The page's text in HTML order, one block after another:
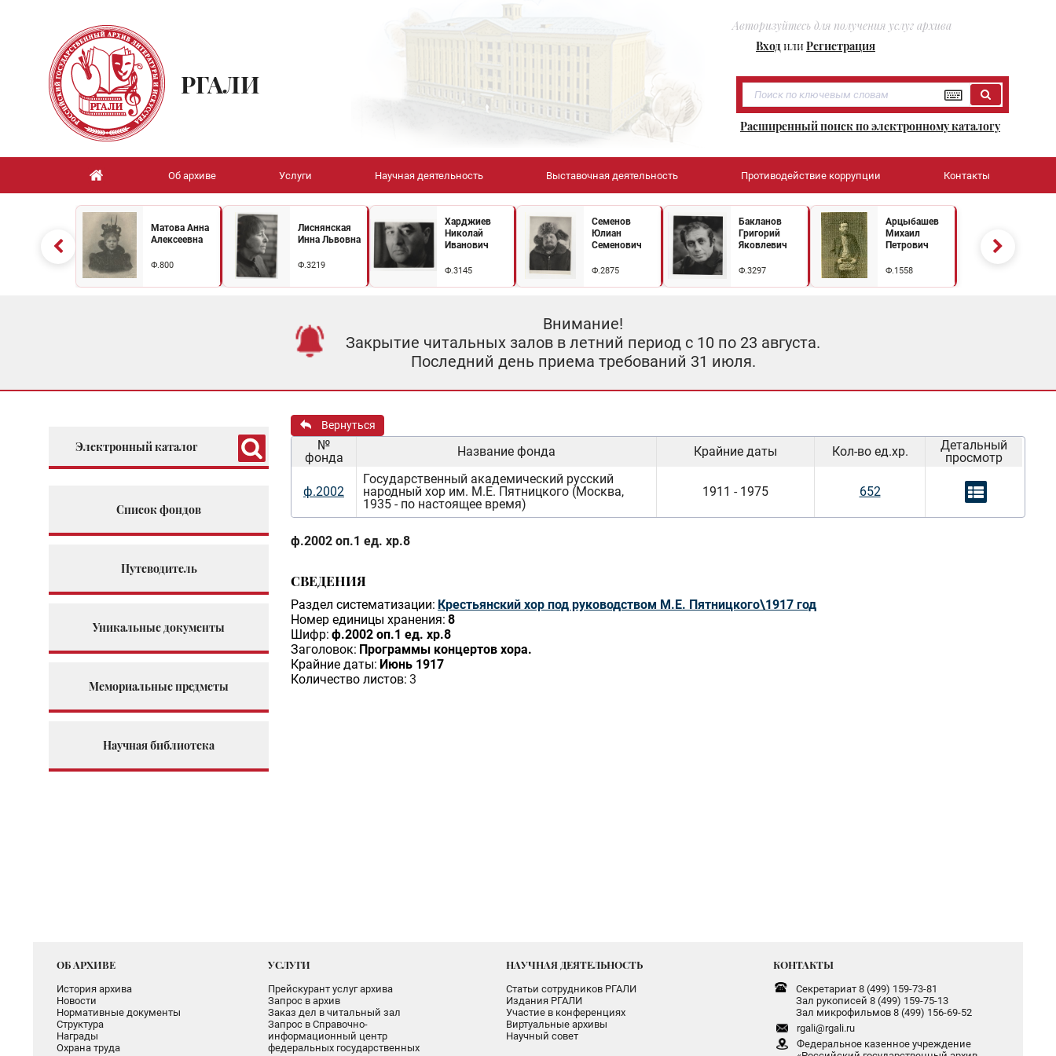
Авторизуйтесь для получения услуг архива
ВходилиРегистрация
РГАЛИ
Расширенный поиск по электронному каталогу
Об архиве Услуги Научная деятельность Выставочная деятельность Противодействие коррупции Контакты
Матова Анна
Алексеевна
Ф.800
Лиснянская
Инна Львовна
Ф.3219
Харджиев
Николай
Иванович
Ф.3145
Семенов
Юлиан
Семенович
Ф.2875
Бакланов
Григорий
Яковлевич
Ф.3297
Арцыбашев
Михаил
Петрович
Ф.1558
Внимание!
Закрытие читальных залов в летний период с 10 по 23 августа.
Последний день приема требований 31 июля.
Электронный каталог
Список фондов
Путеводитель
Уникальные документы
Мемориальные предметы
Научная библиотека
Вернуться
№
фонда
Название фонда Крайние даты Кол-во ед.хр.
Детальный
просмотр
ф.2002
Государственный академический русский
народный хор им. М.Е. Пятницкого (Москва,
1935 - по настоящее время)
1911 - 1975 652
ф.2002 оп.1 ед. хр.8
СВЕДЕНИЯ
Раздел систематизации: Крестьянский хор под руководством М.Е. Пятницкого\1917 год
Номер единицы хранения: 8
Шифр: ф.2002 оп.1 ед. хр.8
Заголовок: Программы концертов хора.
Крайние даты: Июнь 1917
Количество листов: 3
ОБ АРХИВЕ
История архива
Новости
Нормативные документы
Структура
Награды
Охрана труда
УСЛУГИ
Прейскурант услуг архива
Запрос в архив
Заказ дел в читальный зал
Запрос в Справочно-
информационный центр
федеральных государственных
НАУЧНАЯ ДЕЯТЕЛЬНОСТЬ
Статьи сотрудников РГАЛИ
Издания РГАЛИ
Участие в конференциях
Виртуальные архивы
Научный совет
КОНТАКТЫ
Секретариат 8 (499) 159-73-81
Зал рукописей 8 (499) 159-75-13
Зал микрофильмов 8 (499) 156-69-52
rgali@rgali.ru
Федеральное казенное учреждение